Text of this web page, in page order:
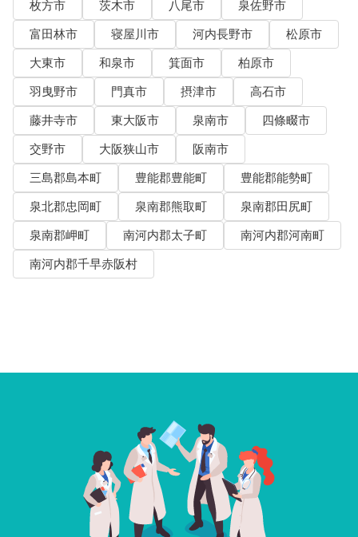
枚方市
茨木市 八尾市
泉佐野市
富田林市
寝屋川市 河内長野市
松原市
大東市
和泉市 箕面市
柏原市
羽曳野市
門真市 摂津市
高石市
藤井寺市
東大阪市 泉南市
四條畷市
交野市
大阪狭山市
阪南市
三島郡島本町
豊能郡豊能町
豊能郡能勢町
泉北郡忠岡町
泉南郡熊取町
泉南郡田尻町
泉南郡岬町
南河内郡太子町
南河内郡河南町
南河内郡千早赤阪村